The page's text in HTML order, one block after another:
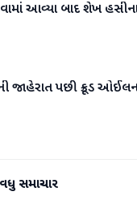
આવ્યા બાદ શેખ
જાહેરાત પછી ક્રૂડ
સમાચાર